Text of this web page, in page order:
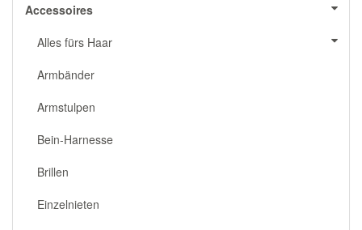
Accessoires
Alles fürs Haar
Armbänder
Armstulpen
Bein-Harnesse
Brillen
Einzelnieten